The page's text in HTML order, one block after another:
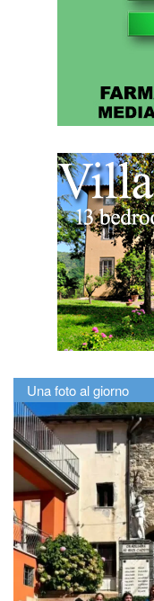
Una foto al giorno